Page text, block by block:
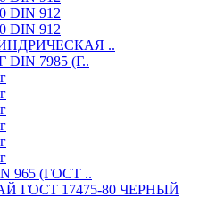
DIN 912
DIN 912
..
7985 (Г..
965 (ГОСТ ..
ГОСТ 17475-80 ЧЕРНЫЙ